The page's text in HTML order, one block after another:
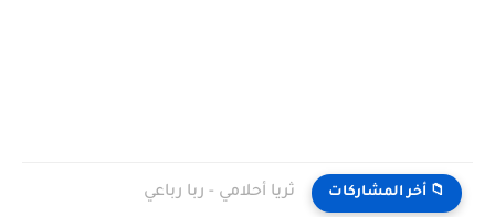
📁 أخر المشاركات ثريا أحلامي - ربا رباعي